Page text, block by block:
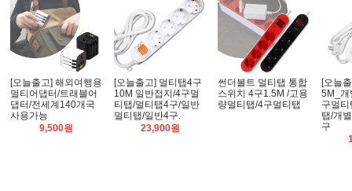
[오늘출고] 해외여행용
멀티어댑터/트래블어
댑터/전세계140개국
사용가능
9,500원
[오늘출고] 멀티탭4구
10M 일반접지/4구멀
티탭/멀티탭4구/일반
멀티탭/일반4구.
23,900원
썬더볼트 멀티탭 통합
스위치 4구1.5M /고용
량멀티탭/4구멀티탭
[오늘
5M_개
구멀
탭/개
구